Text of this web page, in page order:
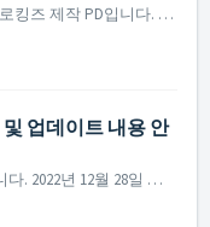
메리 크리스마스! 안녕하세요. 아스트로킹즈 제작 PD입니다. 아스트로킹즈의 모든 사령관님들께 따스하고 풍성한 연말과 함께 희망찬 새해를 맞이하시길 기원드립니다. 오늘은 개발자노트를 통해 한 해를 마무리하고, 2023년의 새로운 계획을 사령관님들께 공유하려고 합니다. ...
업데이트 내용 안
안녕하세요, 아스트로킹즈 운영팀입니다. 2022년 12월 28일 진행될 정기점검과 업데이트 내용에 대해 안내해 드립니다. ※ 해당 공지는 사전 공지이기에 일부 내용이 변경될 수 있으며, 변경 시 미리 공지를 통해 안내해 드릴 예정입니다. ▶ 2022년...